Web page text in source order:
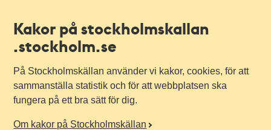
Kakor på stockholmskallan
.stockholm.se
På Stockholmskällan använder vi kakor, cookies, för att
sammanställa statistik och för att webbplatsen ska
fungera på ett bra sätt för dig.
Om kakor på Stockholmskällan